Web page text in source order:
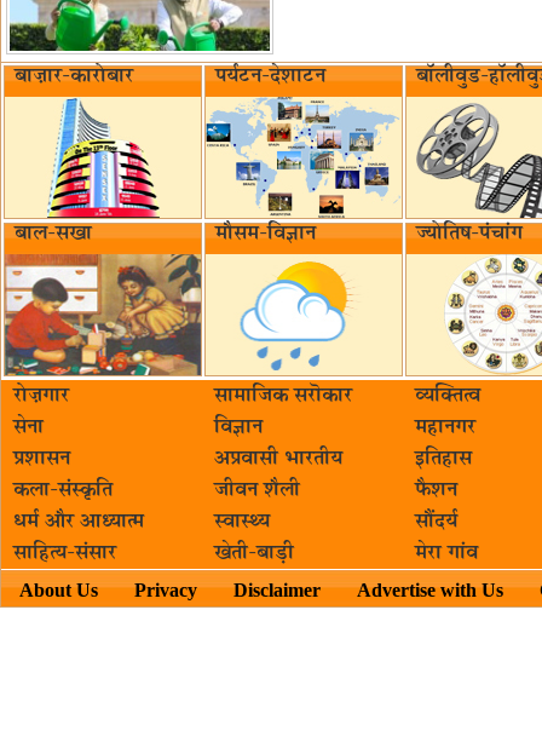
बाज़ार-कारोबार पर्यटन-देशाटन बॉलीवुड-
बाल-सखा मौसम-विज्ञान ज्योतिष-पंचांग
रोज़गार सामाजिक सरॊकार‌
व्यक्तित्व
सेना
विज्ञान
महानगर
प्रशासन
अप्रवासी भारतीय
इतिहास
कला-संस्कृति
जीवन शैली
फैशन
धर्म और आध्यात्म
स्वास्थ्य
सौंदर्य
साहित्य-संसार
खेती-बाड़ी मेरा गांव
About Us Privacy Disclaimer Advertise with Us